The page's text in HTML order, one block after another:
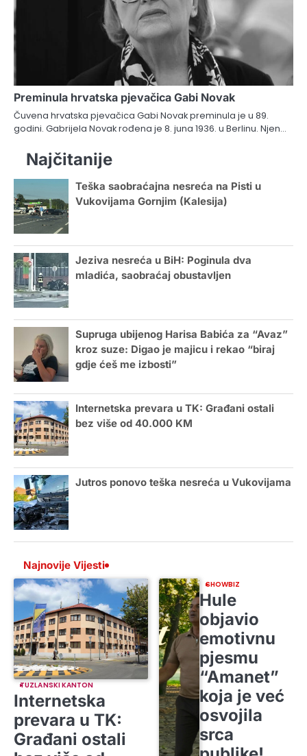
Preminula hrvatska pjevačica Gabi Novak
Čuvena hrvatska pjevačica Gabi Novak preminula je u 89.
godini. Gabrijela Novak rođena je 8. juna 1936. u Berlinu. Njen…
Najčitanije
Teška saobraćajna nesreća na Pisti u
Vukovijama Gornjim (Kalesija)
Jeziva nesreća u BiH: Poginula dva
mladića, saobraćaj obustavljen
Supruga ubijenog Harisa Babića za “Avaz”
kroz suze: Digao je majicu i rekao “biraj
gdje ćeš me izbosti”
Internetska prevara u TK: Građani ostali
bez više od 40.000 KM
Jutros ponovo teška nesreća u Vukovijama
Najnovije Vijesti
TUZLANSKI KANTON
Internetska
prevara u TK:
Građani ostali
SHOWBIZ
Hule
objavio
emotivnu
pjesmu
“Amanet”
koja je već
osvojila
srca